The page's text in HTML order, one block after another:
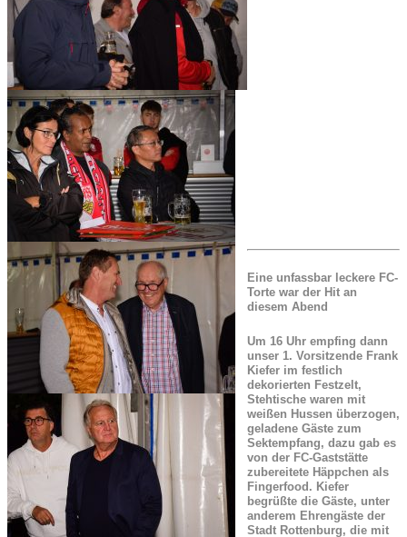
Eine unfassbar leckere FC-
Torte war der Hit an
diesem Abend
Um 16 Uhr empfing dann
unser 1. Vorsitzende Frank
Kiefer im festlich
dekorierten Festzelt,
Stehtische waren mit
weißen Hussen überzogen,
geladene Gäste zum
Sektempfang, dazu gab es
von der FC-Gaststätte
zubereitete Häppchen als
Fingerfood. Kiefer
begrüßte die Gäste, unter
anderem Ehrengäste der
Stadt Rottenburg, die mit